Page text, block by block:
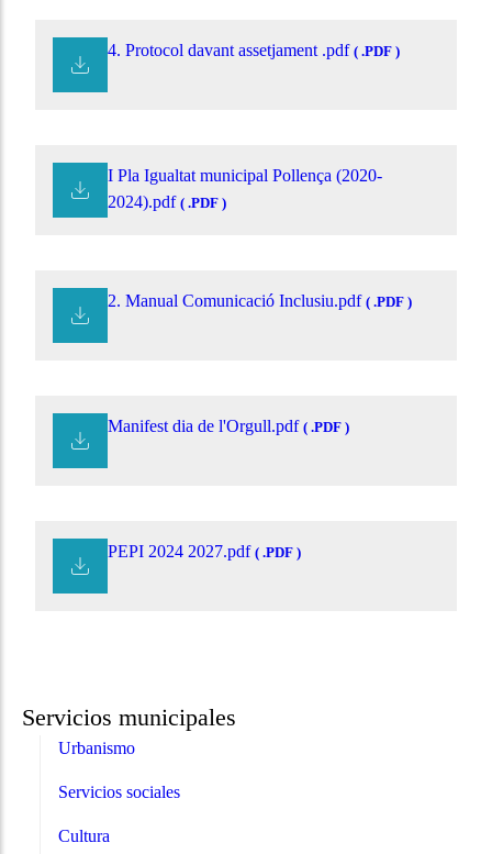
Servicios municipales
Urbanismo
Servicios sociales
Cultura
4. Protocol davant assetjament .pdf ( .PDF )
I Pla Igualtat municipal Pollença (2020-
2024).pdf ( .PDF )
2. Manual Comunicació Inclusiu.pdf ( .PDF )
Manifest dia de l'Orgull.pdf ( .PDF )
PEPI 2024 2027.pdf ( .PDF )